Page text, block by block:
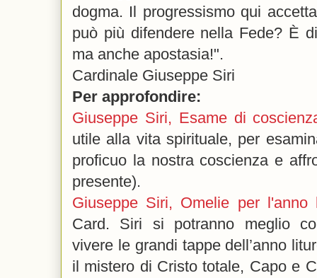
dogma. Il progressismo qui
può più difendere nella Fede? È
ma anche apostasia!".
Cardinale Giuseppe Siri
Per approfondire:
Giuseppe Siri, Esame di
utile alla vita spirituale, per
proficuo la nostra coscienza e
presente).
Giuseppe Siri, Omelie per l'anno
Card. Siri si potranno meglio
vivere le grandi tappe dell’anno
il mistero di Cristo totale, Capo e